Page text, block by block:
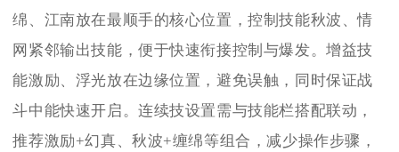
绵、江南放在最顺手的核心位置，控制技能秋波、情
网紧邻输出技能，便于快速衔接控制与爆发。增益技
能激励、浮光放在边缘位置，避免误触，同时保证战
斗中能快速开启。连续技设置需与技能栏搭配联动，
推荐激励+幻真、秋波+缠绵等组合，减少操作步骤，